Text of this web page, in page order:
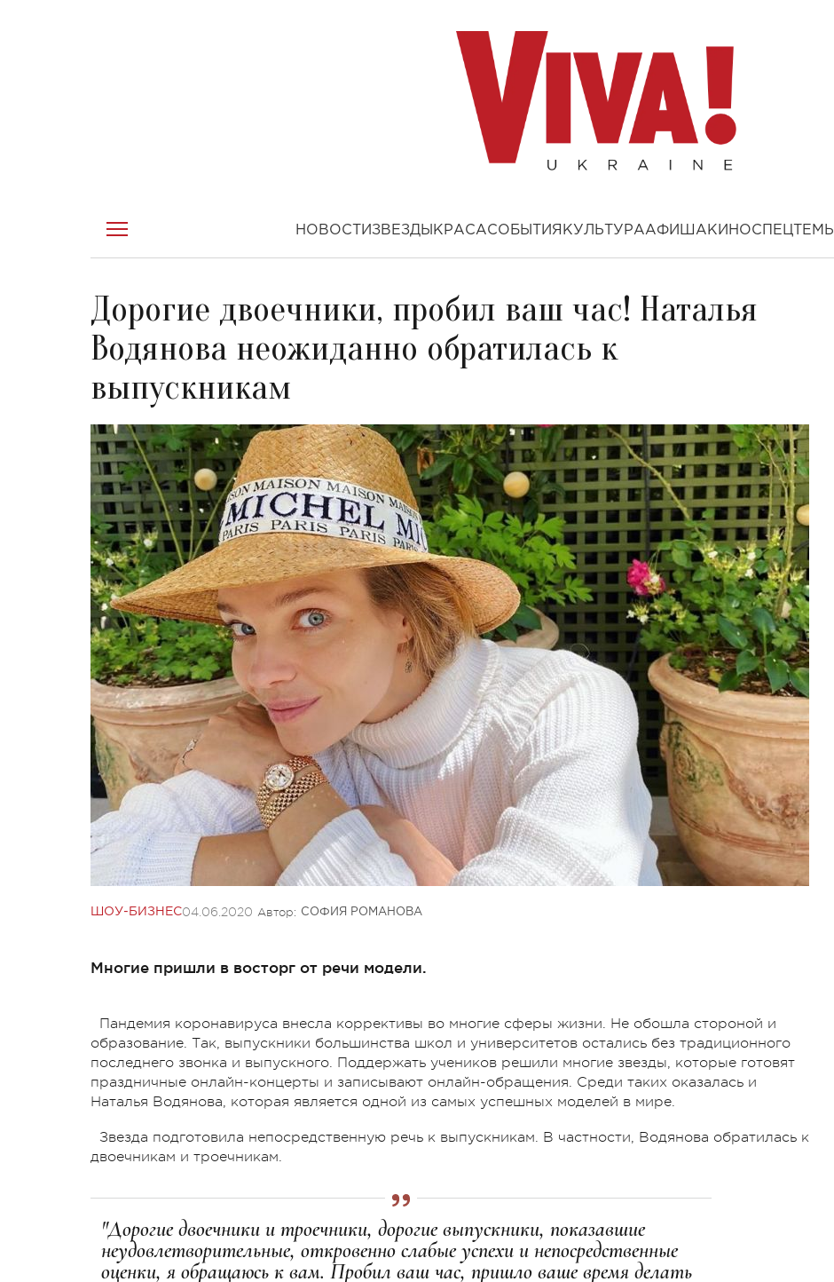
НОВОСТИ ЗВЕЗДЫ КРАСАСОБЫТИЯ КУЛЬТУРААФИША КИНОСПЕЦТЕМЫ
Дорогие двоечники, пробил ваш час! Наталья
Водянова неожиданно обратилась к
выпускникам
ШОУ-БИЗНЕС04.06.2020 Автор: СОФИЯ РОМАНОВА
Многие пришли в восторг от речи модели.
Пандемия коронавируса внесла коррективы во многие сферы жизни. Не обошла стороной и
образование. Так, выпускники большинства школ и университетов остались без традиционного
последнего звонка и выпускного. Поддержать учеников решили многие звезды, которые готовят
праздничные онлайн-концерты и записывают онлайн-обращения. Среди таких оказалась и
Наталья Водянова, которая является одной из самых успешных моделей в мире.
Звезда подготовила непосредственную речь к выпускникам. В частности, Водянова обратилась к
двоечникам и троечникам.
"Дорогие двоечники и троечники, дорогие выпускники, показавшие
неудовлетворительные, откровенно слабые успехи и непосредственные
оценки, я обращаюсь к вам. Пробил ваш час, пришло ваше время делать